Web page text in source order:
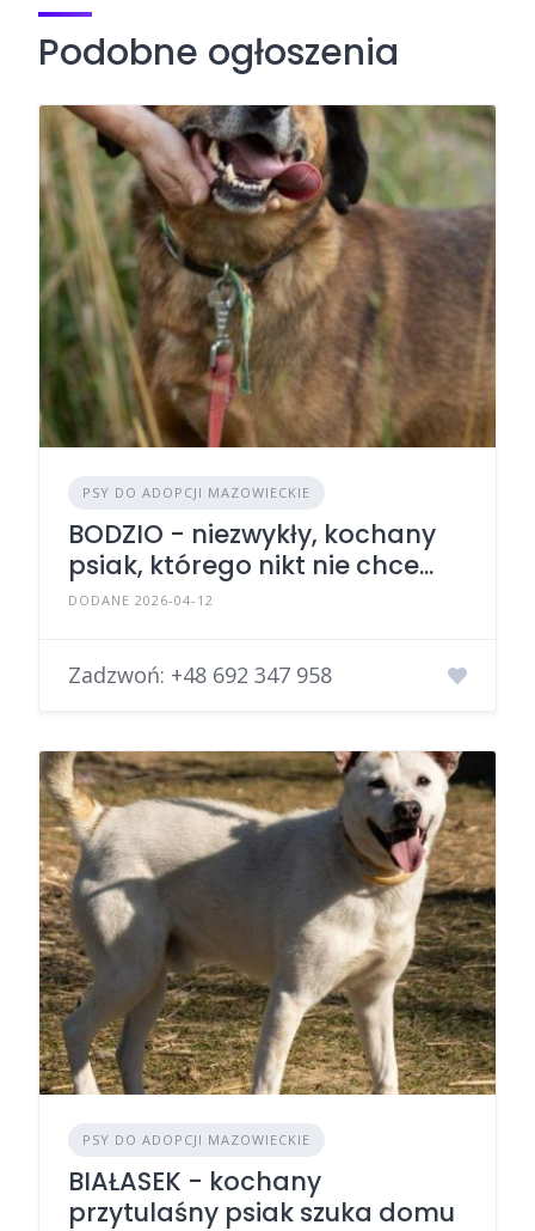
Podobne ogłoszenia
PSY DO ADOPCJI MAZOWIECKIE
BODZIO - niezwykły, kochany
psiak, którego nikt nie chce...
DODANE 2026-04-12
Zadzwoń: +48 692 347 958
PSY DO ADOPCJI MAZOWIECKIE
BIAŁASEK - kochany
przytulaśny psiak szuka domu